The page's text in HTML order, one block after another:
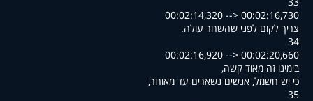
00:02:14,320 --> 00:02:16,730
.צריך לקום לפני שהשחר עולה
34
00:02:16,920 --> 00:02:20,660
,בימינו זה מאוד קשה
,כי יש חשמל, אנשים נשארים עד מאוחר
35